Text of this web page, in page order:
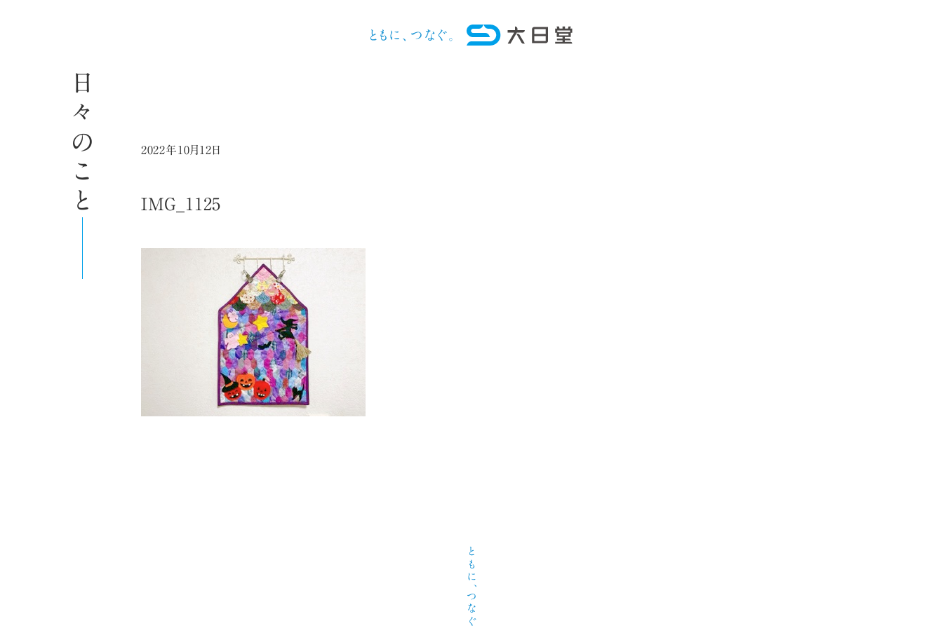
日々のこと 2022年10月12日
IMG_1125